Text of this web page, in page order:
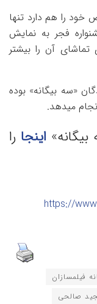
خود را هم دارد تنها
فجر به نمایش
آن را بیشتر
«سه بیگانه» بوده
میدهد.
اینجا را
https://
فیلمسازان
صالحی